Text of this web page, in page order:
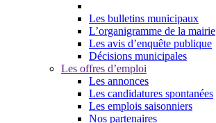
Les bulletins municipaux
L’organigramme de la mairie
Les avis d’enquête publique
Décisions municipales
Les offres d’emploi
Les annonces
Les candidatures spontanées
Les emplois saisonniers
Nos partenaires